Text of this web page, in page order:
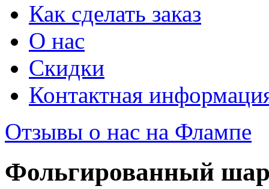
Как сделать заказ
О нас
Скидки
Контактная
Отзывы о нас на Флампе
Фольгированный